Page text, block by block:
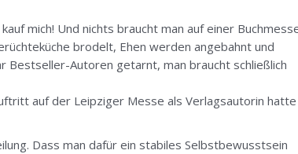
mich! Und nichts braucht man auf einer
brodelt, Ehen werden angebahnt und
Bestseller-Autoren getarnt, man braucht schließlich
auf der Leipziger Messe als Verlagsautorin hatte
Dass man dafür ein stabiles Selbstbewusstsein